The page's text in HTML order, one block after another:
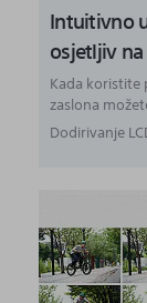
Intuitivno
osjetljiv
Kada koristite
zaslona
Dodirivanje